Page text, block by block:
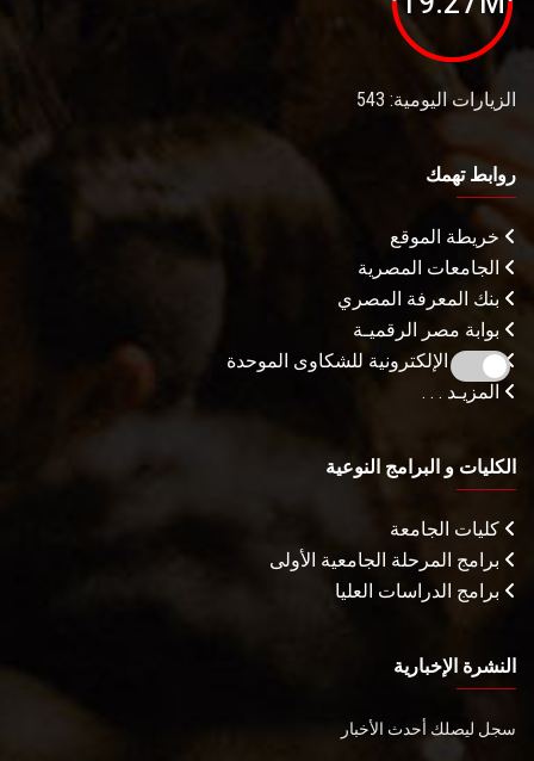
الزيارات اليومية: 543
روابط تهمك
خريطة الموقع
الجامعات المصرية
بنك المعرفة المصري
بوابة مصر الرقميـة
البوابة الإلكترونية للشكاوى الموحدة
المزيـد . . .
الكليات و البرامج النوعية
كليات الجامعة
برامج المرحلة الجامعية الأولى
برامج الدراسات العليا
النشرة الإخبارية
سجل ليصلك أحدث الأخبار